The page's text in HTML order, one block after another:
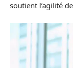
soutient l’agilité